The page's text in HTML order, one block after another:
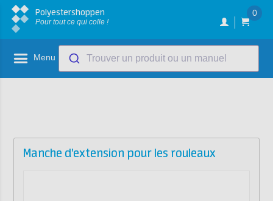
Polyestershoppen
Pour tout ce qui colle !
0
Menu Trouver un produit ou un manuel
Manche d'extension pour les rouleaux